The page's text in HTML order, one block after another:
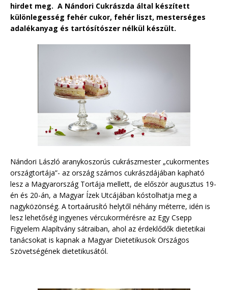
hirdet meg. A Nándori Cukrászda által készített
különlegesség fehér cukor, fehér liszt, mesterséges
adalékanyag és tartósítószer nélkül készült.
Nándori László aranykoszorús cukrászmester „cukormentes
országtortája”- az ország számos cukrászdájában kapható
lesz a Magyarország Tortája mellett, de először augusztus 19-
én és 20-án, a Magyar Ízek Utcájában kóstolhatja meg a
nagyközönség. A tortaárusító helytől néhány méterre, idén is
lesz lehetőség ingyenes vércukormérésre az Egy Csepp
Figyelem Alapítvány sátraiban, ahol az érdeklődők dietetikai
tanácsokat is kapnak a Magyar Dietetikusok Országos
Szövetségének dietetikusától.